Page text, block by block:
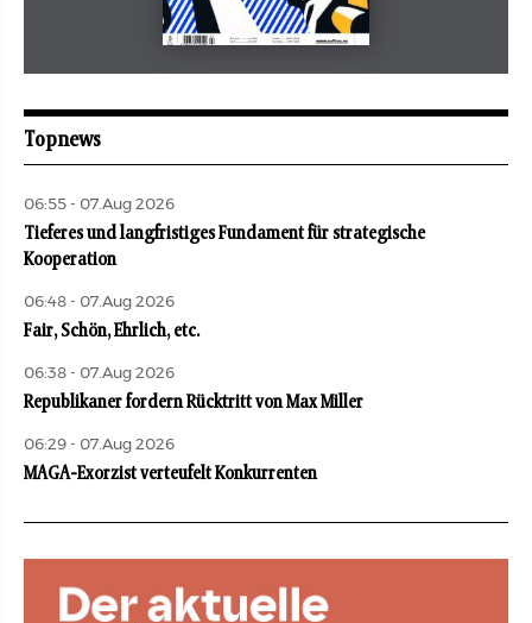
aufbau
Topnews
06:55 - 07.Aug 2026
Tieferes und langfristiges Fundament für strategische
Kooperation
06:48 - 07.Aug 2026
Fair, Schön, Ehrlich, etc.
06:38 - 07.Aug 2026
Republikaner fordern Rücktritt von Max Miller
06:29 - 07.Aug 2026
MAGA-Exorzist verteufelt Konkurrenten